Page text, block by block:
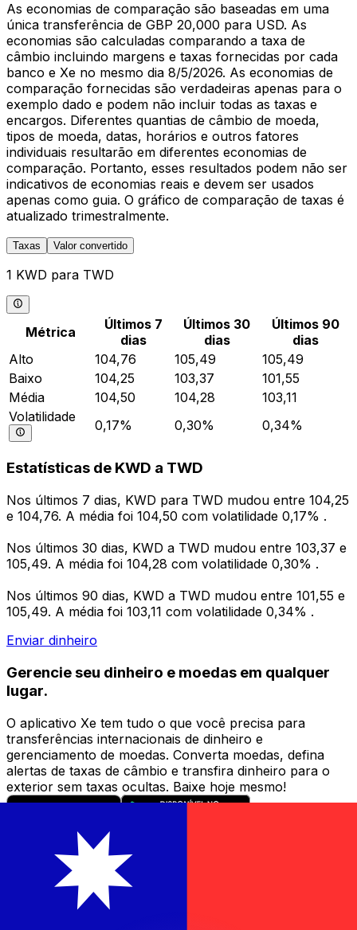
As economias de comparação são baseadas em uma
única transferência de GBP 20,000 para USD. As
economias são calculadas comparando a taxa de
câmbio incluindo margens e taxas fornecidas por cada
banco e Xe no mesmo dia 8/5/2026. As economias de
comparação fornecidas são verdadeiras apenas para o
exemplo dado e podem não incluir todas as taxas e
encargos. Diferentes quantias de câmbio de moeda,
tipos de moeda, datas, horários e outros fatores
individuais resultarão em diferentes economias de
comparação. Portanto, esses resultados podem não ser
indicativos de economias reais e devem ser usados
apenas como guia. O gráfico de comparação de taxas é
atualizado trimestralmente.
Taxas Valor convertido
1 KWD para TWD
Métrica
Últimos 7
dias
Últimos 30
dias
Últimos 90
dias
Alto
104,76 105,49
105,49
Baixo
104,25 103,37
101,55
Média
104,50 104,28
103,11
Volatilidade
0,17% 0,30% 0,34%
Estatísticas de KWD a TWD
Nos últimos 7 dias, KWD para TWD mudou entre 104,25
e 104,76. A média foi 104,50 com volatilidade 0,17% .
Nos últimos 30 dias, KWD a TWD mudou entre 103,37 e
105,49. A média foi 104,28 com volatilidade 0,30% .
Nos últimos 90 dias, KWD a TWD mudou entre 101,55 e
105,49. A média foi 103,11 com volatilidade 0,34% .
Enviar dinheiro
Gerencie seu dinheiro e moedas em qualquer
lugar.
O aplicativo Xe tem tudo o que você precisa para
transferências internacionais de dinheiro e
gerenciamento de moedas. Converta moedas, defina
alertas de taxas de câmbio e transfira dinheiro para o
exterior sem taxas ocultas. Baixe hoje mesmo!